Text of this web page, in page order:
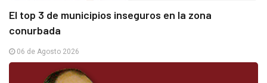
El top 3 de municipios inseguros en la zona
conurbada
06 de Agosto 2026